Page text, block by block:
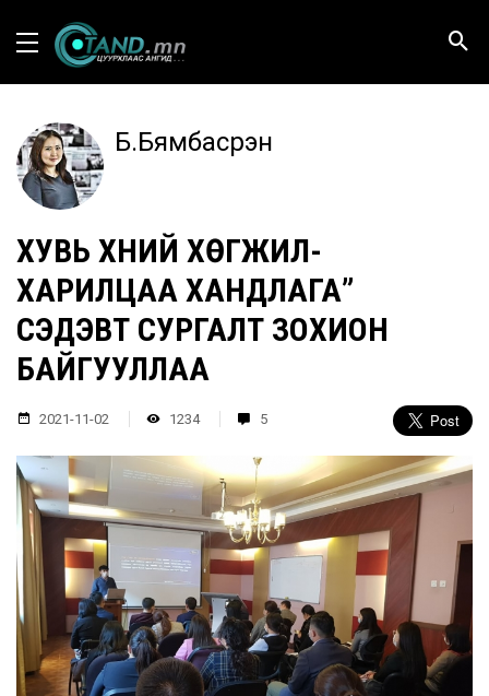
Б.Бямбасүрэн
ХУВЬ ХҮНИЙ ХӨГЖИЛ-
ХАРИЛЦАА ХАНДЛАГА”
СЭДЭВТ СУРГАЛТ ЗОХИОН
БАЙГУУЛЛАА
2021-11-02 1234 5